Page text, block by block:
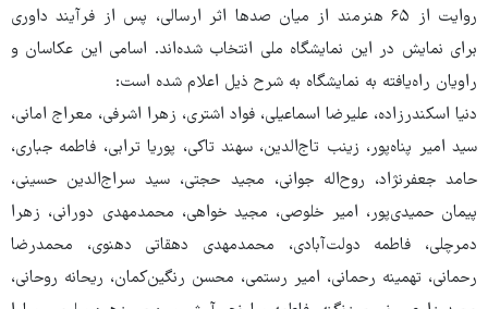
روایت از ۶۵ هنرمند از میان صدها اثر ارسالی، پس از فرآیند داوری
برای نمایش در این نمایشگاه ملی انتخاب شده‌اند. اسامی این عکاسان و
راویان راه‌یافته به نمایشگاه به شرح ذیل اعلام شده است:
دنیا اسکندرزاده، علیرضا اسماعیلی، فواد اشتری، زهرا اشرفی، معراج امانی،
سید امیر پناه‌پور، زینب تاج‌الدین، سهند تاکی، پوریا ترابی، فاطمه جباری،
حامد جعفرنژاد، روح‌اله جوانی، مجید حجتی، سید سراج‌الدین حسینی،
پیمان حمیدی‌پور، امیر خلوصی، مجید خواهی، محمدمهدی دورانی، زهرا
دمرچلی، فاطمه دولت‌آبادی، محمدمهدی دهقاتی دهنوی، محمدرضا
رحمانی، تهمینه رحمانی، امیر رستمی، محسن رنگین‌کمان، ریحانه روحانی،